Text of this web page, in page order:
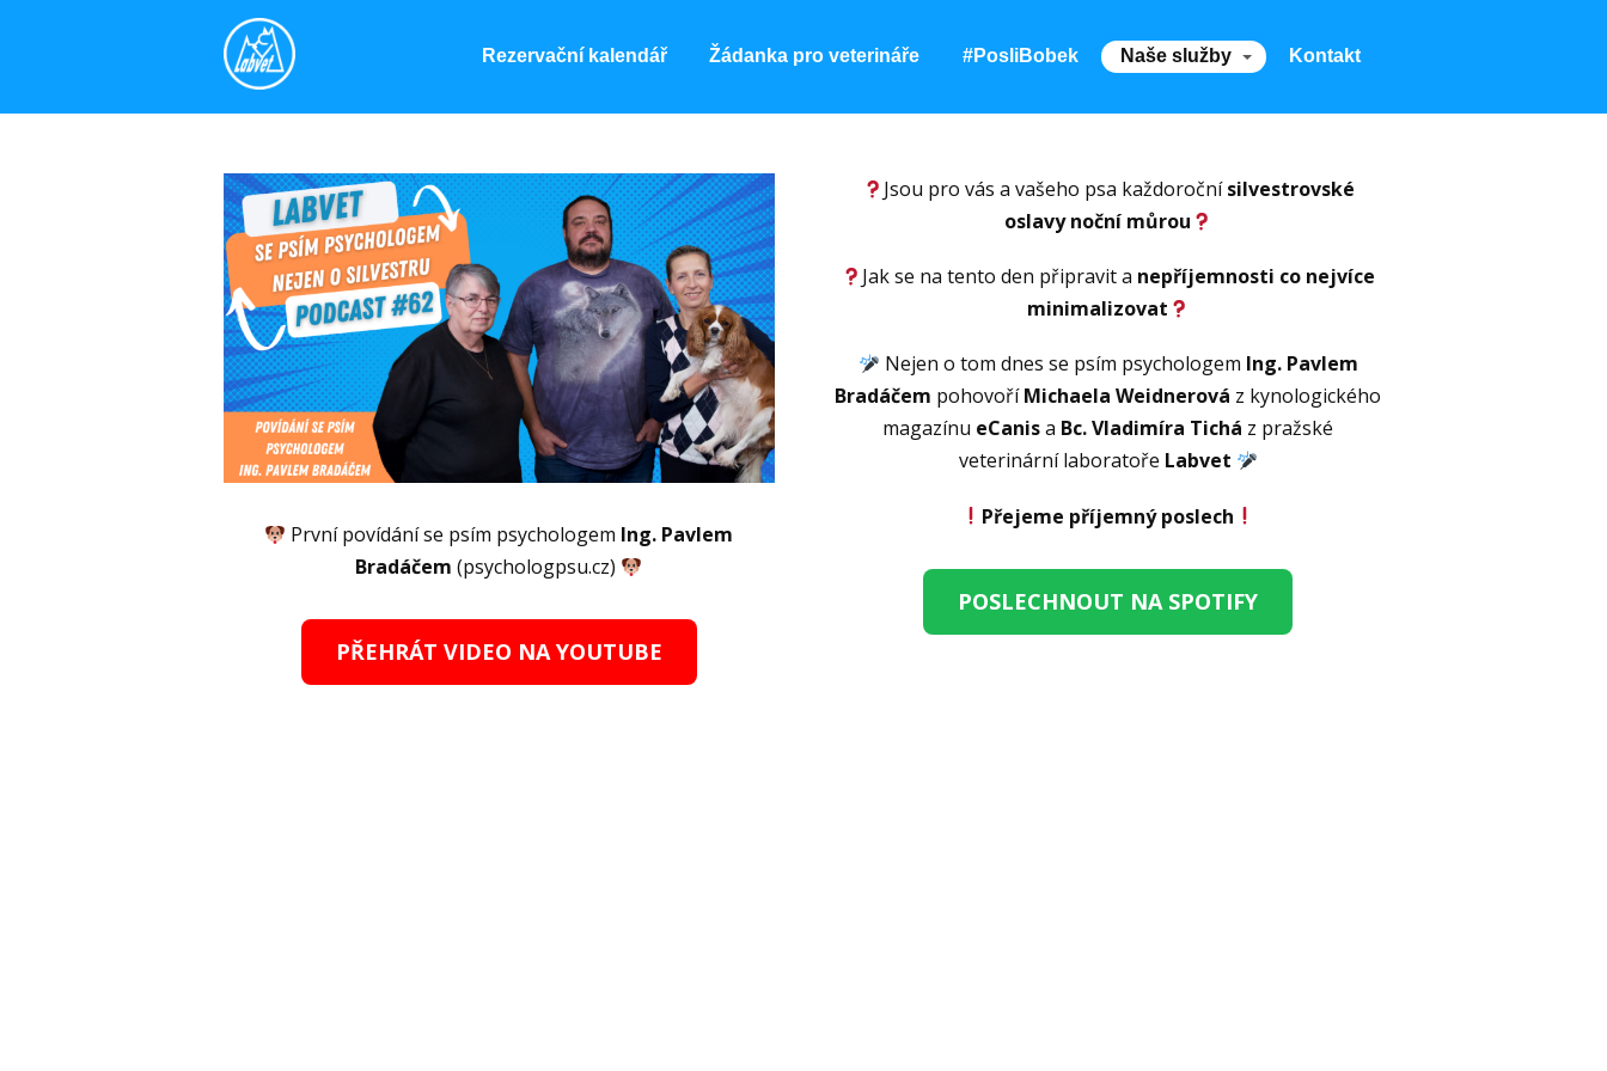
Rezervační kalendář Žádanka pro veterináře #PosliBobek Naše služby Kontakt
První povídání se psím psychologem Ing. Pavlem
Bradáčem (psychologpsu.cz)
PŘEHRÁT VIDEO NA YOUTUBE
Jsou pro vás a vašeho psa každoročnísilvestrovské
oslavy noční můrou
Jak se na tento den připravit a nepříjemnosti co nejvíce
minimalizovat
Nejen o tom dnes se psím psychologem Ing. Pavlem
Bradáčem pohovoříMichaela Weidnerová z kynologického
magazínu eCanisa Bc. Vladimíra Tichá z pražské
veterinární laboratoře Labvet
Přejeme příjemný poslech
POSLECHNOUT NA SPOTIFY